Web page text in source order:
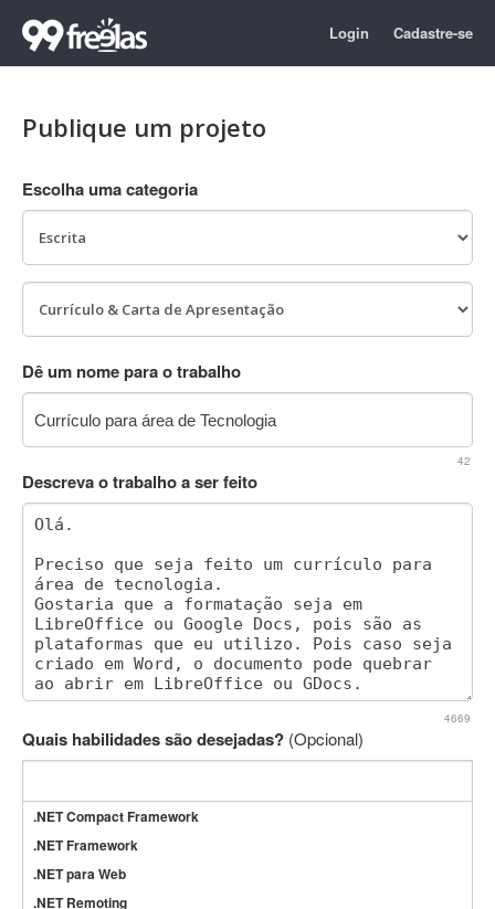
Login Cadastre-se
Publique um projeto
Escolha uma categoria
Dê um nome para o trabalho
42
Descreva o trabalho a ser feito
4669
Quais habilidades são desejadas? (Opcional)
.NET Compact Framework
.NET Framework
.NET para Web
.NET Remoting